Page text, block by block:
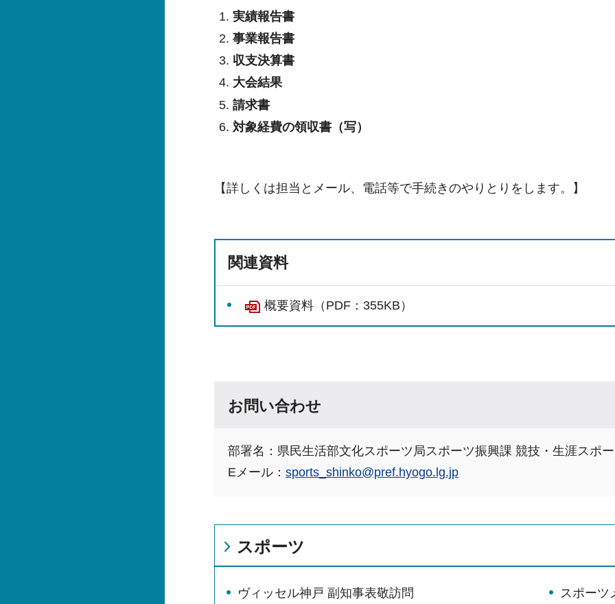
実績報告書
事業報告書
収支決算書
大会結果
請求書
対象経費の領収書（写）
【詳しくは担当とメール、電話等で手続きのやりとりをします。】
関連資料
概要資料（PDF：355KB）
お問い合わせ
部署名：県民生活部文化スポーツ局スポーツ振興課 競技・生涯スポ
Eメール： sports_shinko@pref.hyogo.lg.jp
スポーツ
ヴィッセル神戸 副知事表敬訪問 スポーツ